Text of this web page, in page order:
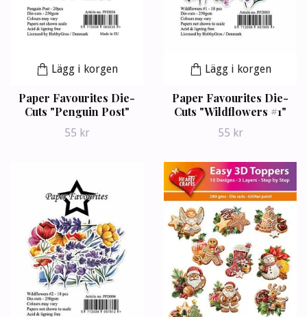
Lägg i korgen
Paper Favourites Die-
Cuts "Penguin Post"
55 kr
Lägg i korgen
Paper Favourites Die-
Cuts "Wildflowers #1"
55 kr